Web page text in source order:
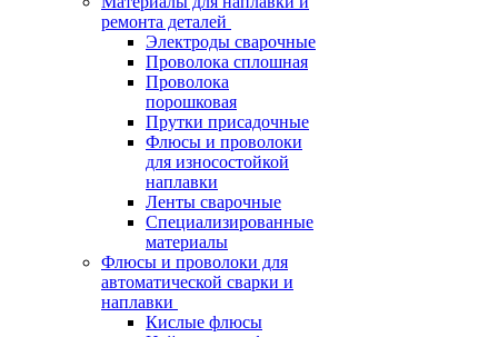
ремонта деталей
Электроды сварочные
Проволока сплошная
Проволока
порошковая
Прутки присадочные
Флюсы и проволоки
для износостойкой
наплавки
Ленты сварочные
Специализированные
материалы
Флюсы и проволоки для
автоматической сварки и
наплавки
Кислые флюсы